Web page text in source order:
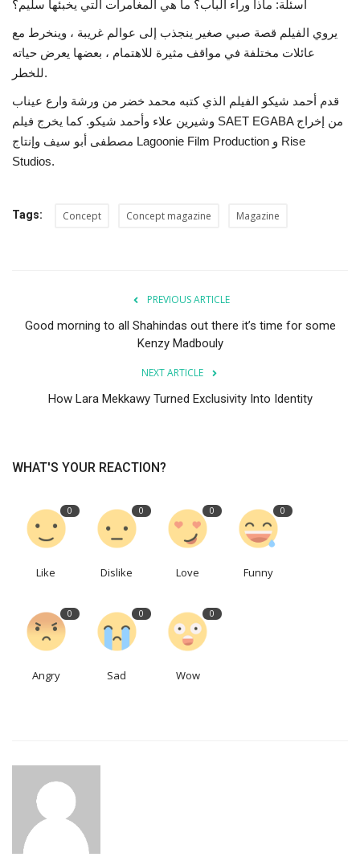
أسئلة: ماذا وراء الباب؟ ما هي المغامرات التي يخبئها سليم؟
يروي الفيلم قصة صبي صغير ينجذب إلى عوالم غريبة ، وينخرط مع
عائلات مختلفة في مواقف مثيرة للاهتمام ، بعضها يعرض حياته
للخطر.
قدم أحمد شيكو الفيلم الذي كتبه محمد خضر من ورشة وارع عيناب
وشيرين علاء وأحمد شيكو.كما يخرج فيلم SAET EGABA من إخراج
مصطفى أبو سيف وإنتاج Lagoonie Film Production و Rise
Studios.
Tags: Concept Concept magazine Magazine
PREVIOUS ARTICLE
Good morning to all Shahindas out there it’s time for some
Kenzy Madbouly
NEXT ARTICLE
How Lara Mekkawy Turned Exclusivity Into Identity
WHAT'S YOUR REACTION?
0
Like
0
Dislike
0
Love
0
Funny
0
Angry
0
Sad
0
Wow